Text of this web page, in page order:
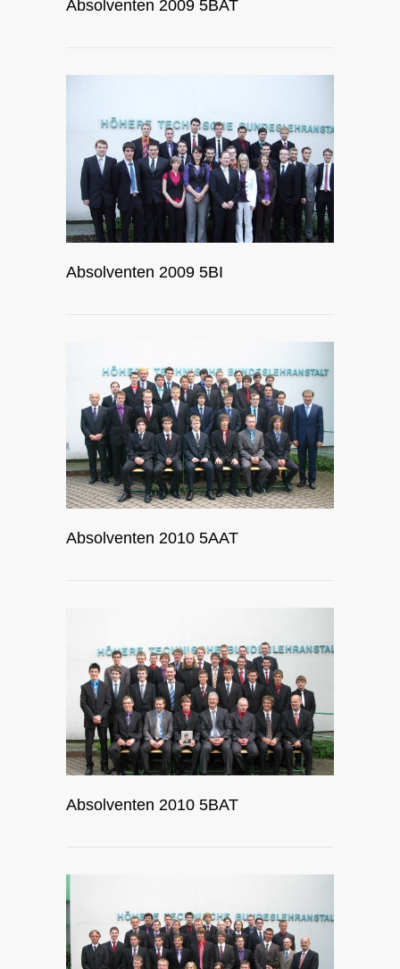
Absolventen 2009 5BAT
Absolventen 2009 5BI
Absolventen 2010 5AAT
Absolventen 2010 5BAT